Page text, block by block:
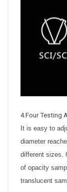
4.Four Testing
It is easy to
diameter
different sizes.
of opacity
translucent